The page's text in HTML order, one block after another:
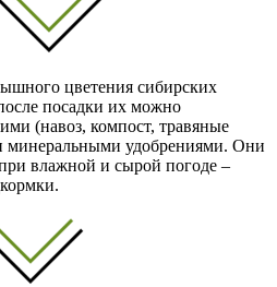
цветения сибирских
посадки их можно
(навоз, компост, травяные
минеральными удобрениями. Они
влажной и сырой погоде –